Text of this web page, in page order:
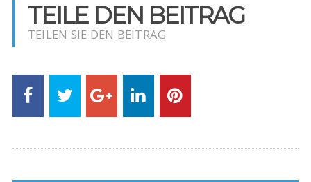
TEILE DEN BEITRAG
TEILEN SIE DEN BEITRAG